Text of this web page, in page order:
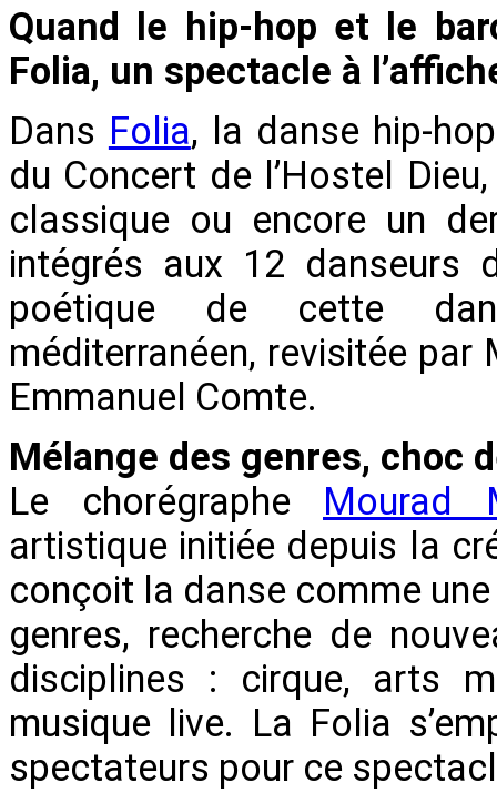
Quand le hip-hop et le
Folia, un spectacle à
Dans Folia, la danse hip-
du Concert de l’Hostel
classique ou encore un
intégrés aux 12 danseurs
poétique de cette
méditerranéen, revisitée
Emmanuel Comte.
Mélange des genres, choc
Le chorégraphe Mourad
artistique initiée depuis la
conçoit la danse comme
genres, recherche de
disciplines : cirque, arts
musique live. La Folia
spectateurs pour ce